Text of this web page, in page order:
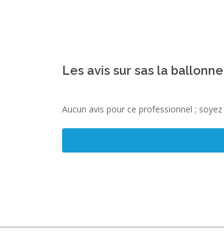
Les avis sur sas la
Aucun avis pour ce professionnel ;